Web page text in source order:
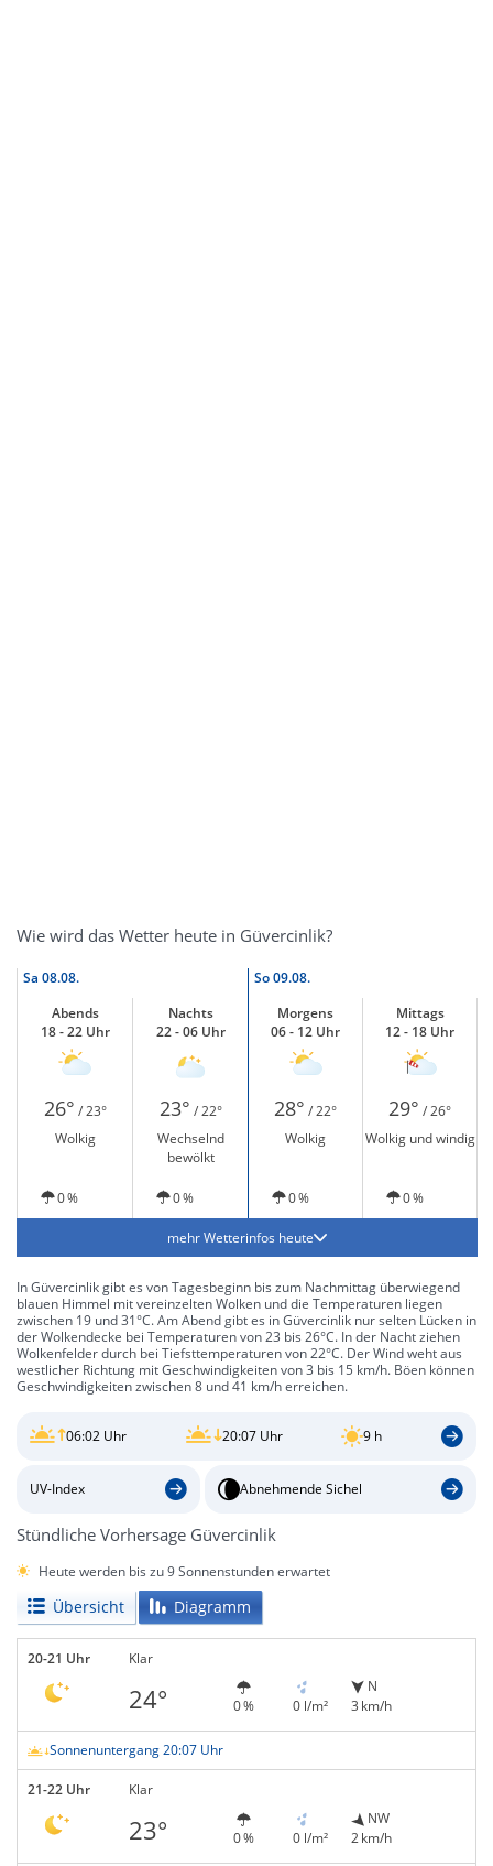
Wie wird das Wetter heute in Güvercinlik?
Sa 08.08. So09.08.
Abends
18 - 22 Uhr
Nachts
22 - 06 Uhr
Morgens
06 - 12 Uhr
Mittags
12 - 18 Uhr
26° / 23° 23° / 22° 28° / 22° 29° / 26°
Wolkig
Wechselnd
bewölkt
Wolkig Wolkig und windig
0 % 0 % 0 % 0 %
mehr Wetterinfos heute
In Güvercinlik gibt es von Tagesbeginn bis zum Nachmittag überwiegend
blauen Himmel mit vereinzelten Wolken und die Temperaturen liegen
zwischen 19 und 31°C. Am Abend gibt es in Güvercinlik nur selten Lücken in
der Wolkendecke bei Temperaturen von 23 bis 26°C. In der Nacht ziehen
Wolkenfelder durch bei Tiefsttemperaturen von 22°C. Der Wind weht aus
westlicher Richtung mit Geschwindigkeiten von 3 bis 15 km/h. Böen können
Geschwindigkeiten zwischen 8 und 41 km/h erreichen.
06:02 Uhr 20:07 Uhr 9 h
UV-Index Abnehmende Sichel
Stündliche Vorhersage Güvercinlik
Heute werden bis zu 9 Sonnenstunden erwartet
Übersicht Diagramm
20-21 Uhr Klar
24° 0 % 0 l/m²
N
3 km/h
Sonnenuntergang 20:07 Uhr
21-22 Uhr Klar
23° 0 % 0 l/m²
NW
2 km/h